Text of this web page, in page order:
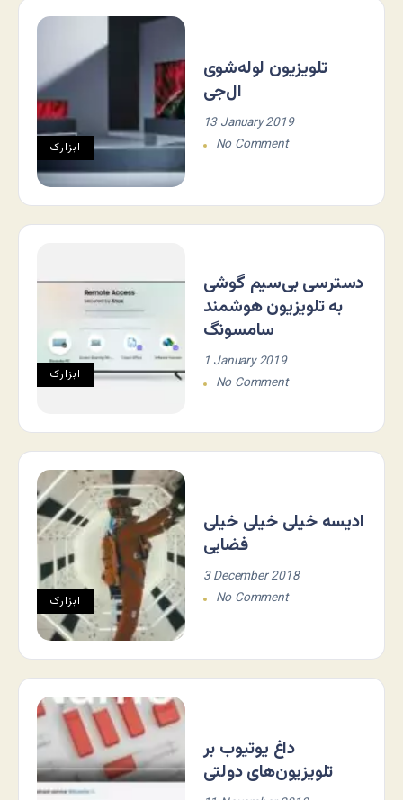
ابزارک
تلویزیون لوله‌شوی
ال‌جی
13 January 2019
No Comment
ابزارک
دسترسی بی‌سیم گوشی
به تلویزیون هوشمند
سامسونگ
1 January 2019
No Comment
ابزارک
ادیسه خیلی خیلی خیلی
فضایی
3 December 2018
No Comment
داغ یوتیوب بر
تلویزیون‌های دولتی